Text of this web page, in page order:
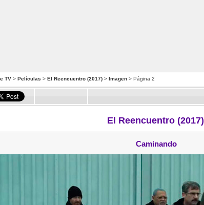
TV > Películas > El Reencuentro (2017) > Imagen > Página 2
El Reencuentro (2017)
Caminando